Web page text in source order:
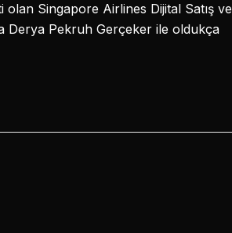
olan Singapore Airlines Dijital Satış ve
Derya Pekruh Gerçeker ile oldukça